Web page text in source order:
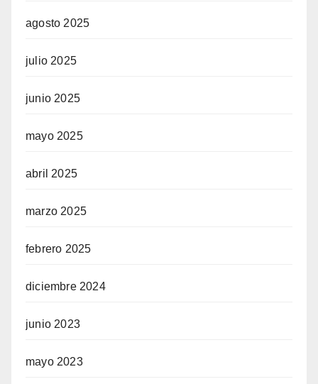
agosto 2025
julio 2025
junio 2025
mayo 2025
abril 2025
marzo 2025
febrero 2025
diciembre 2024
junio 2023
mayo 2023